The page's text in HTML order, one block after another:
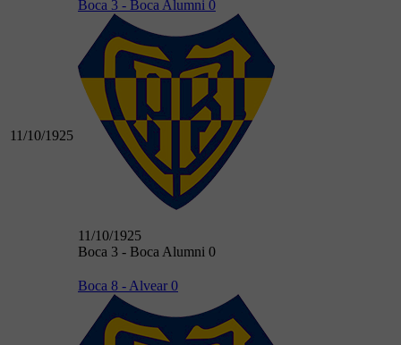
11/10/1925
Boca 3 - Boca Alumni 0
11/10/1925
Boca 3 - Boca Alumni 0
Boca 8 - Alvear 0